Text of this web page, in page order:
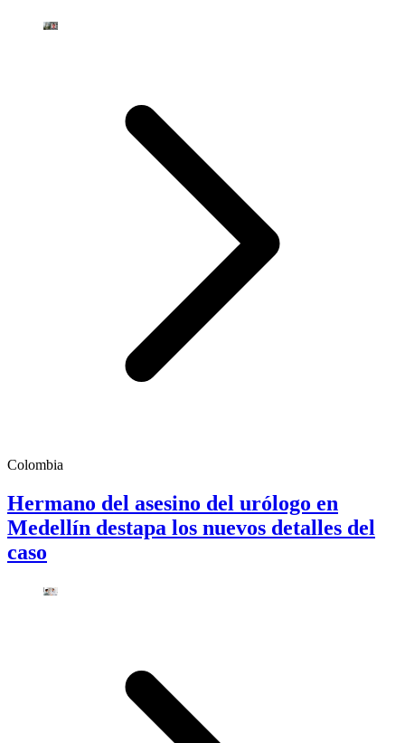
Colombia
Hermano del asesino del urólogo en
Medellín destapa los nuevos detalles del
caso